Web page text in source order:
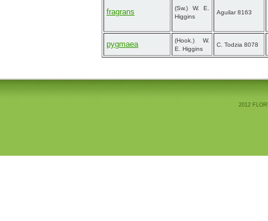
fragrans
(Sw.) W. E.
Higgins
Aguilar 8163
pygmaea
(Hook.) W.
E. Higgins
C. Todzia 8078
2012